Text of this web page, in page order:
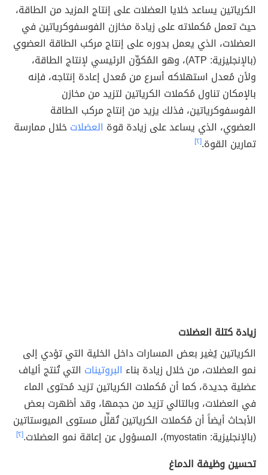
الكرياتين يساعد خلايا العضلات على إنتاج المزيد من الطاقة،
حيث تعمل مُكملاته على زيادة مخازن الفوسفوكرياتين في
العضلات، الذي يعمل بدوره على إنتاج مركب الطاقة العضوي
(بالإنجليزية: ATP)، وهو المُكوِّن الرئيسي لإنتاج الطاقة،
ولأن مُعدل استهلاكه أسرع من مُعدل إعادة إنتاجه، فإنه
بالإمكان تناول مُكملات الكرياتين لتزيد من مخازن
الفوسفوكرياتين، فذلك يزيد من إنتاج مركب الطاقة
العضوي، الذي يساعد على زيادة قوة العضلاتخلال ممارسة
تمارين القوة.[٢]
زيادة كتلة العضلات
الكرياتين يُغير بعض المسارات داخل الخلية التي تؤدي إلى
نمو العضلات، من خلال زيادة بناء البروتينات التي تُنتج ألياف
عضلية جديدة، كما أن مُكملات الكرياتين تزيد مُحتوى الماء
في العضلات، وبالتالي تزيد من حجمها، وقد أظهرت بعض
الأبحاث أيضاً أن مُكملات الكرياتين تُقلِّل مستوى الميوستاتين
(بالإنجليزية: myostatin)، المسؤول عن إعاقة نمو العضلات.
[٢]
تحسين وظيفة الدماغ